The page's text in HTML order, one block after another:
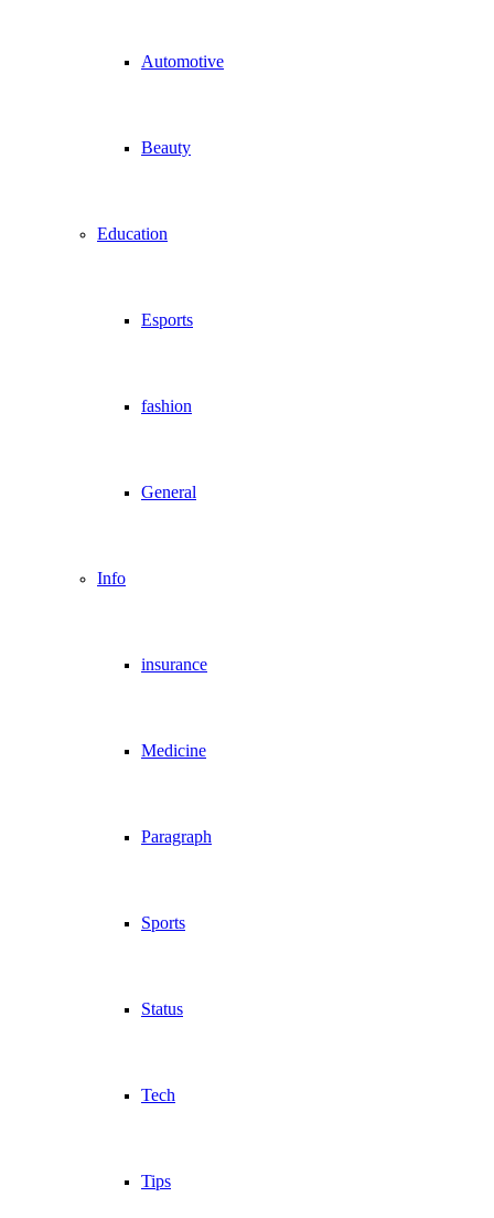
Automotive
Beauty
Education
Esports
fashion
General
Info
insurance
Medicine
Paragraph
Sports
Status
Tech
Tips